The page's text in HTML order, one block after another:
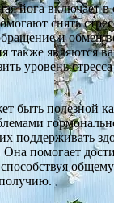
йога включает в
снять
и обмен
также являются
уровень
быть полезной
поддерживать
помогает